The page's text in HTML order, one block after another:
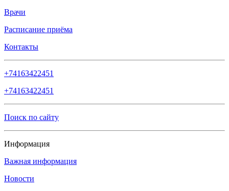
Врачи
Расписание приёма
Контакты
+74163422451
+74163422451
Поиск по сайту
Информация
Важная информация
Новости